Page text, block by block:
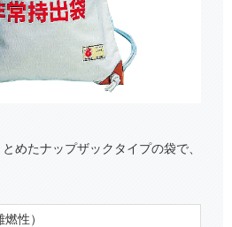
めたナップザックタイプの袋で、
性）